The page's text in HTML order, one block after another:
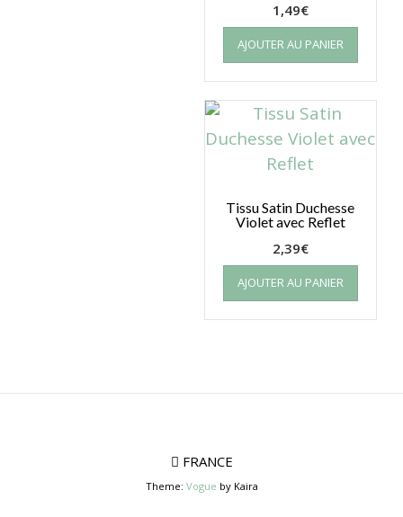
1,49€
AJOUTER AU PANIER
Tissu Satin Duchesse
Violet avec Reflet
2,39€
AJOUTER AU PANIER
FRANCE
Theme: Vogue by Kaira